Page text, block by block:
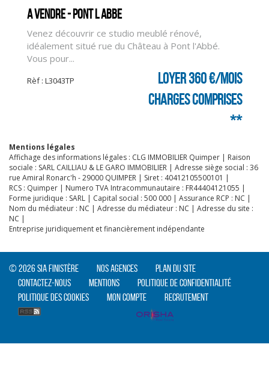
A vendre - PONT L ABBE
Venez découvrir ce studio meublé rénové,
idéalement situé rue du Château à Pont l'Abbé.
Vous pour...
Rèf : L3043TP
Loyer 360 €/mois
charges comprises
**
Mentions légales
Affichage des informations légales : CLG IMMOBILIER Quimper | Raison
sociale : SARL CAILLIAU & LE GARO IMMOBILIER | Adresse siège social : 36
rue Amiral Ronarc'h - 29000 QUIMPER | Siret : 40412105500101 |
RCS : Quimper | Numero TVA Intracommunautaire : FR44404121055 |
Forme juridique : SARL | Capital social : 500 000 | Assurance RCP : NC |
Nom du médiateur : NC | Adresse du médiateur : NC | Adresse du site :
NC |
Entreprise juridiquement et financièrement indépendante
© 2026 SIA Finistère Nos agences
Plan du site
Contactez-nous
Mentions
Politique de confidentialité
Politique des cookies
Mon compte Recrutement